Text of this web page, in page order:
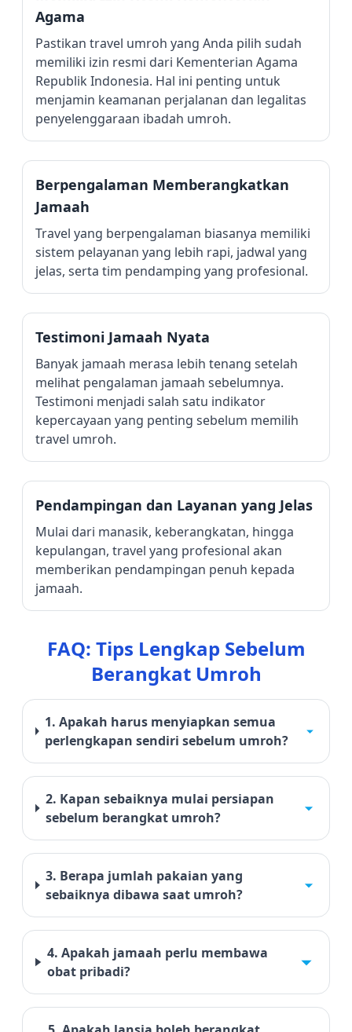
Agama
Pastikan travel umroh yang Anda pilih sudah
memiliki izin resmi dari Kementerian Agama
Republik Indonesia. Hal ini penting untuk
menjamin keamanan perjalanan dan legalitas
penyelenggaraan ibadah umroh.
Berpengalaman Memberangkatkan
Jamaah
Travel yang berpengalaman biasanya memiliki
sistem pelayanan yang lebih rapi, jadwal yang
jelas, serta tim pendamping yang profesional.
Testimoni Jamaah Nyata
Banyak jamaah merasa lebih tenang setelah
melihat pengalaman jamaah sebelumnya.
Testimoni menjadi salah satu indikator
kepercayaan yang penting sebelum memilih
travel umroh.
Pendampingan dan Layanan yang Jelas
Mulai dari manasik, keberangkatan, hingga
kepulangan, travel yang profesional akan
memberikan pendampingan penuh kepada
jamaah.
FAQ: Tips Lengkap Sebelum
Berangkat Umroh
1. Apakah harus menyiapkan semua
perlengkapan sendiri sebelum umroh?
2. Kapan sebaiknya mulai persiapan
sebelum berangkat umroh?
3. Berapa jumlah pakaian yang
sebaiknya dibawa saat umroh?
4. Apakah jamaah perlu membawa
obat pribadi?